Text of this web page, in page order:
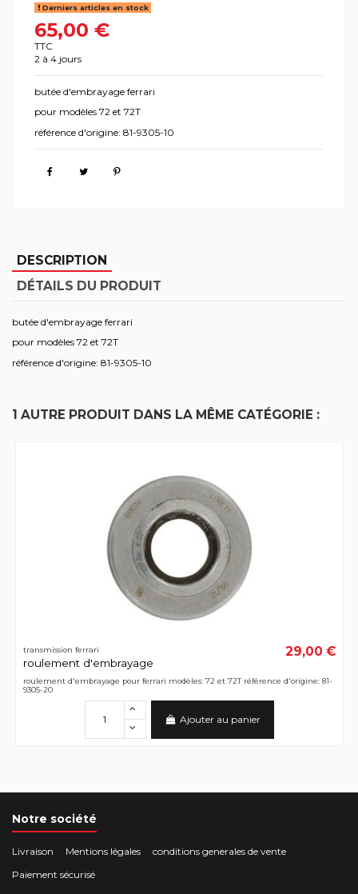
Derniers articles en stock
65,00 €
TTC
2 à 4 jours
butée d'embrayage ferrari
pour modèles 72 et 72T
référence d'origine: 81-9305-10
DESCRIPTION
DÉTAILS DU PRODUIT
butée d'embrayage ferrari
pour modèles 72 et 72T
référence d'origine: 81-9305-10
1 AUTRE PRODUIT DANS LA MÊME CATÉGORIE :
transmission ferrari
roulement d'embrayage
29,00 €
roulement d'embrayage pour ferrari modèles: 72 et 72T référence d'origine: 81-
9305-20
Ajouter au panier
Notre société
Livraison Mentions légales
conditions generales de vente
Paiement sécurisé